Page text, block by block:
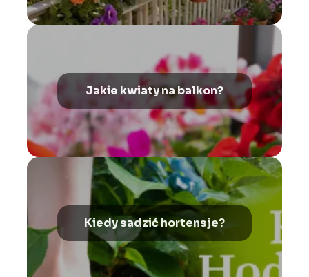
Jakie kwiaty na balkon?
Kiedy sadzić hortensje?